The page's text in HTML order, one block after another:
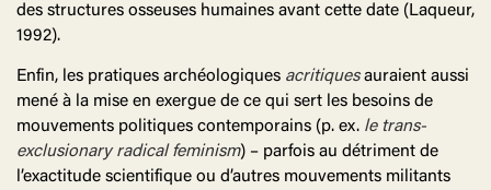
des structures osseuses humaines avant cette date (Laqueur,
1992).
Enfin, les pratiques archéologiques acritiquesauraient aussi
mené à la mise en exergue de ce qui sert les besoins de
mouvements politiques contemporains (p. ex. le trans-
exclusionary radical feminism) – parfois au détriment de
l’exactitude scientifique ou d’autres mouvements militants